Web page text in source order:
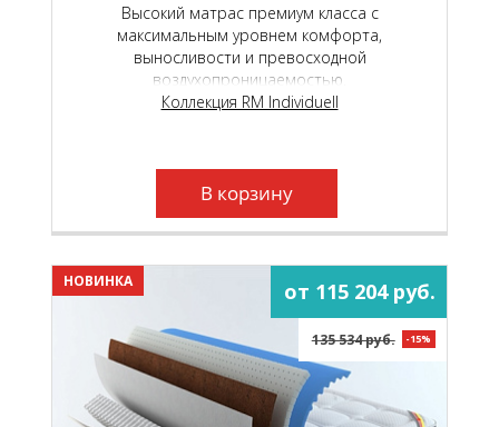
Высокий матрас премиум класса с
максимальным уровнем комфорта,
выносливости и превосходной
воздухопроницаемостью.
Коллекция RM Individuell
В корзину
НОВИНКА от 115 204 руб.
135 534 руб. -15%